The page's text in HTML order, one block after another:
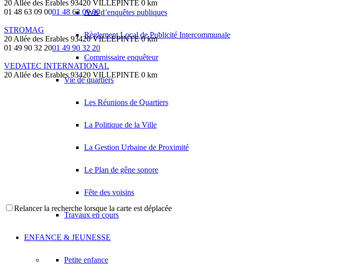
Avis d’enquêtes publiques
Règlement Local de Publicité Intercommunale
Commissaire enquêteur
Vie de quartiers
Les Réunions de Quartiers
La Politique de la Ville
La Gestion Urbaine de Proximité
Le Plan de gêne sonore
Fête des voisins
Travaux en cours
ENFANCE & JEUNESSE
Petite enfance
20 Allée des Erables 93420 VILLEPINTE 0 km
01 48 63 09 0001 48 63 09 00
STROMAG
20 Allée des Erables 93420 VILLEPINTE 0 km
01 49 90 32 2001 49 90 32 20
VEDATEC INTERNATIONAL
20 Allée des Erables 93420 VILLEPINTE 0 km
Relancer la recherche lorsque la carte est déplacée